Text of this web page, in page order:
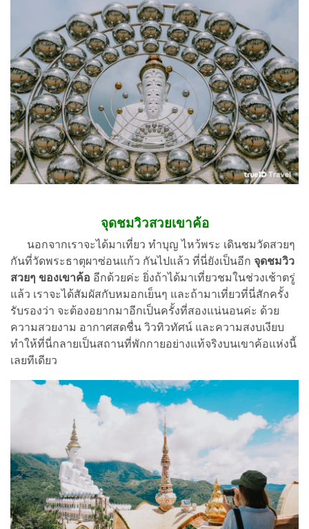
จุดชมวิวสวยเขาค้อ
นอกจากเราจะได้มาเที่ยว ทำบุญ ไหว้พระ เดินชมวัดสวยๆ
กันที่วัดพระธาตุผาซ่อนแก้ว กันไปแล้ว ที่นี่ยังเป็นอีก จุดชมวิว
สวยๆ ของเขาค้อ อีกด้วยค่ะ ยิ่งถ้าได้มาเที่ยวชมในช่วงเช้าตรู่
แล้ว เราจะได้สัมผัสกับหมอกเย็นๆ และถ้ามาเที่ยวที่นี่สักครั้ง
รับรองว่า จะต้องอยากมาอีกเป็นครั้งที่สองแน่นอนค่ะ ด้วย
ความสวยงาม อากาศสดชื่น วิวทิวทัศน์ และความสงบเงียบ
ทำให้ที่นี่กลายเป็นสถานที่พักกายอย่างแท้จริงบนเขาค้อแห่งนี้
เลยทีเดียว